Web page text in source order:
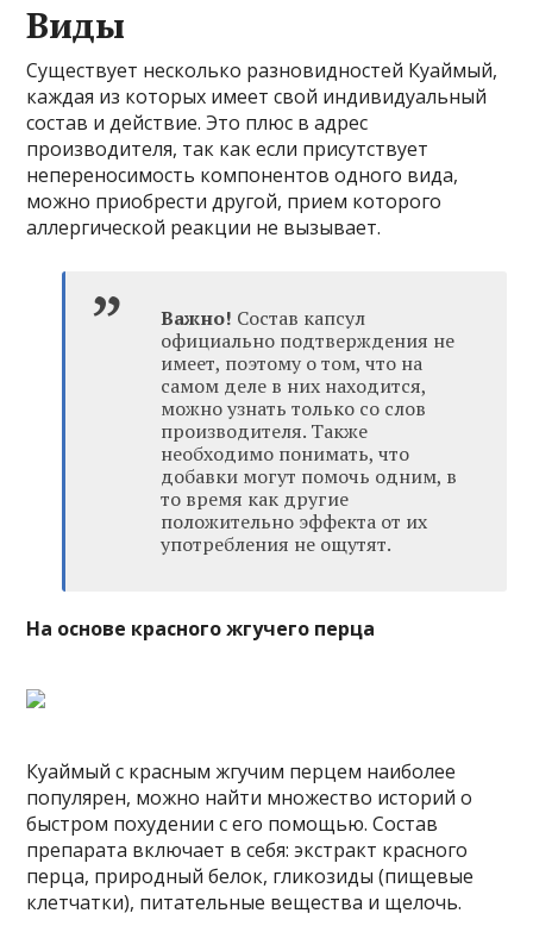
Виды
Существует несколько разновидностей Куаймый,
каждая из которых имеет свой индивидуальный
состав и действие. Это плюс в адрес
производителя, так как если присутствует
непереносимость компонентов одного вида,
можно приобрести другой, прием которого
аллергической реакции не вызывает.
Важно! Состав капсул
официально подтверждения не
имеет, поэтому о том, что на
самом деле в них находится,
можно узнать только со слов
производителя. Также
необходимо понимать, что
добавки могут помочь одним, в
то время как другие
положительно эффекта от их
употребления не ощутят.
На основе красного жгучего перца
Куаймый с красным жгучим перцем наиболее
популярен, можно найти множество историй о
быстром похудении с его помощью. Состав
препарата включает в себя: экстракт красного
перца, природный белок, гликозиды (пищевые
клетчатки), питательные вещества и щелочь.